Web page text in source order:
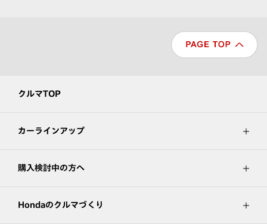
クルマTOP
カーラインアップ
購入検討中の方へ
Hondaのクルマづくり